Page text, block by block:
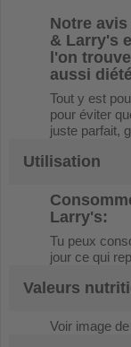
Notre
& Larry's
l'on
aussi
Tout y est
pour éviter
juste parfait,
Utilisation
Larry's:
Tu peux
jour ce qui
Valeurs
Voir image